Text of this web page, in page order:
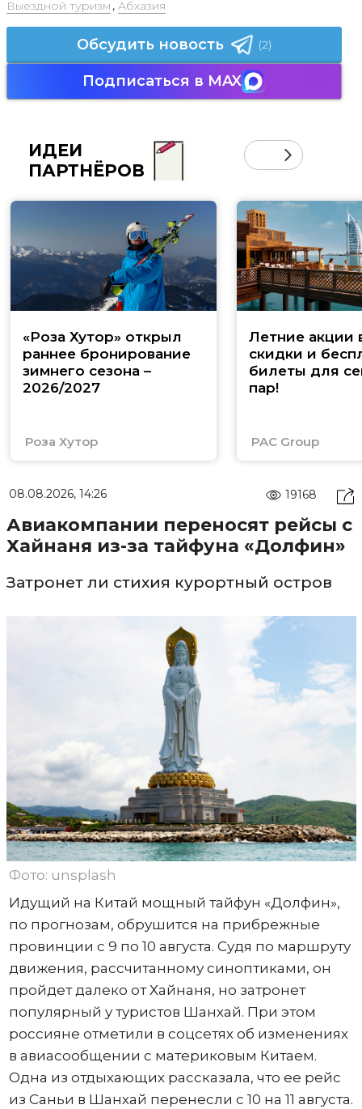
Выездной туризм , Абхазия
Обсудить новость (2)
Подписаться в MAX
ИДЕИ
ПАРТНЁРОВ
«Роза Хутор» открыл
раннее бронирование
зимнего сезона –
2026/2027
Роза Хутор
Летние акции
скидки и
билеты для
пар!
PAC Group
08.08.2026, 14:26 19168
Авиакомпании переносят рейсы с
Хайнаня из-за тайфуна «Долфин»
Затронет ли стихия курортный остров
Фото: unsplash
Идущий на Китай мощный тайфун «Долфин»,
по прогнозам, обрушится на прибрежные
провинции с 9 по 10 августа. Судя по маршруту
движения, рассчитанному синоптиками, он
пройдет далеко от Хайнаня, но затронет
популярный у туристов Шанхай. При этом
россияне отметили в соцсетях об изменениях
в авиасообщении с материковым Китаем.
Одна из отдыхающих рассказала, что ее рейс
из Саньи в Шанхай перенесли с 10 на 11 августа.